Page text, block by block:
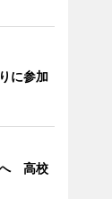
に参加
へ 高校